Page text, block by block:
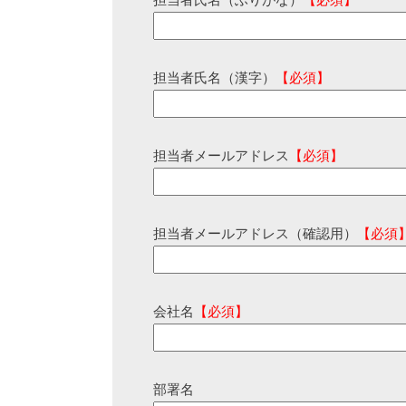
担当者氏名（漢字） 【必須】
担当者メールアドレス 【必須】
担当者メールアドレス（確認用） 【必須
会社名 【必須】
部署名